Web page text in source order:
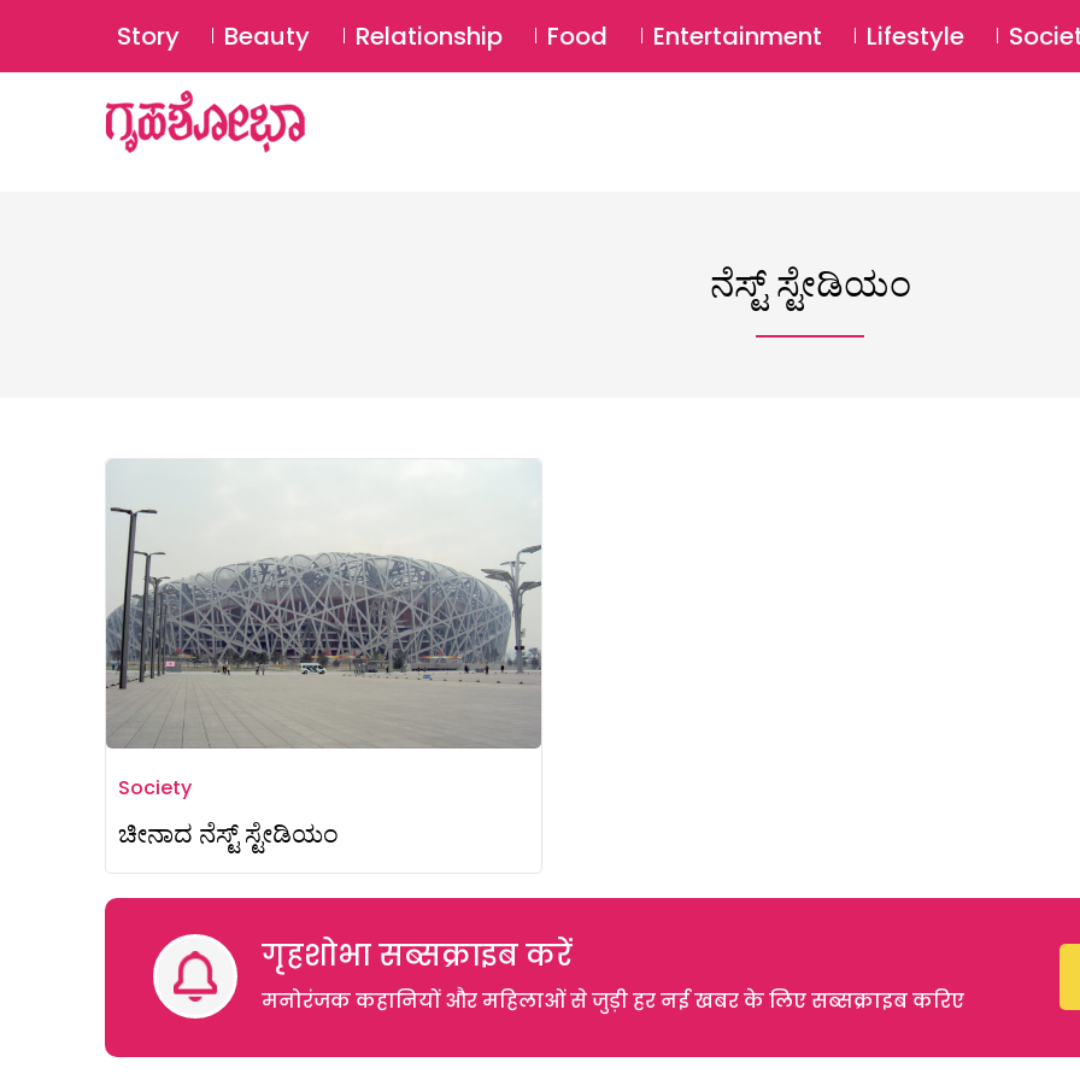
Story Beauty Relationship Food Entertainment Lifestyle
ನೆಸ್ಟ್ ಸ್ಟೇಡಿಯಂ
Society
ಚೀನಾದ ನೆಸ್ಟ್ ಸ್ಟೇಡಿಯಂ
गृहशोभा सब्सक्राइब करें
मनोरंजक कहानियों और महिलाओं से जुड़ी हर नई खबर के लिए सब्सक्राइब करिए